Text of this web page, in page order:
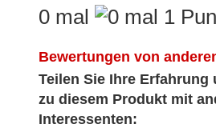
0 mal
Bewertungen von
Teilen Sie Ihre Erfahrung
zu diesem Produkt mit
Interessenten: